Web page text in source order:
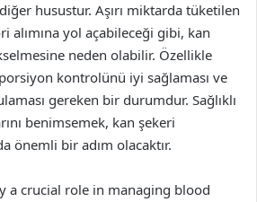
husustur. Aşırı miktarda tüketilen
alımına yol açabileceği gibi, kan
neden olabilir. Özellikle
kontrolünü iyi sağlaması ve
gereken bir durumdur. Sağlıklı
benimsemek, kan şekeri
önemli bir adım olacaktır.
a crucial role in managing blood